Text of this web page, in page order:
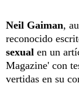
Neil Gaiman,
reconocido
sexual en un
Magazine' con
vertidas en su